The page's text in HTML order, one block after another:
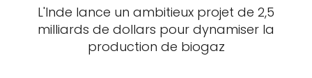
L'Inde lance un ambitieux projet de 2,5
milliards de dollars pour dynamiser la
production de biogaz